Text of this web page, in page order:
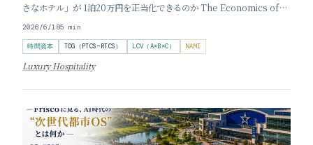
さなホテル」が 1泊20万円を正当化できるのか The Economics of
Extraordinary: How Remote Small Luxury Hotels Command
Premium
2026/6/185 min
時間資本 TCG（PTCS−RTCS） LCV（A×B×C） NAMI
Luxury Hospitality